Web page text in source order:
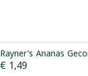
€ 1,49